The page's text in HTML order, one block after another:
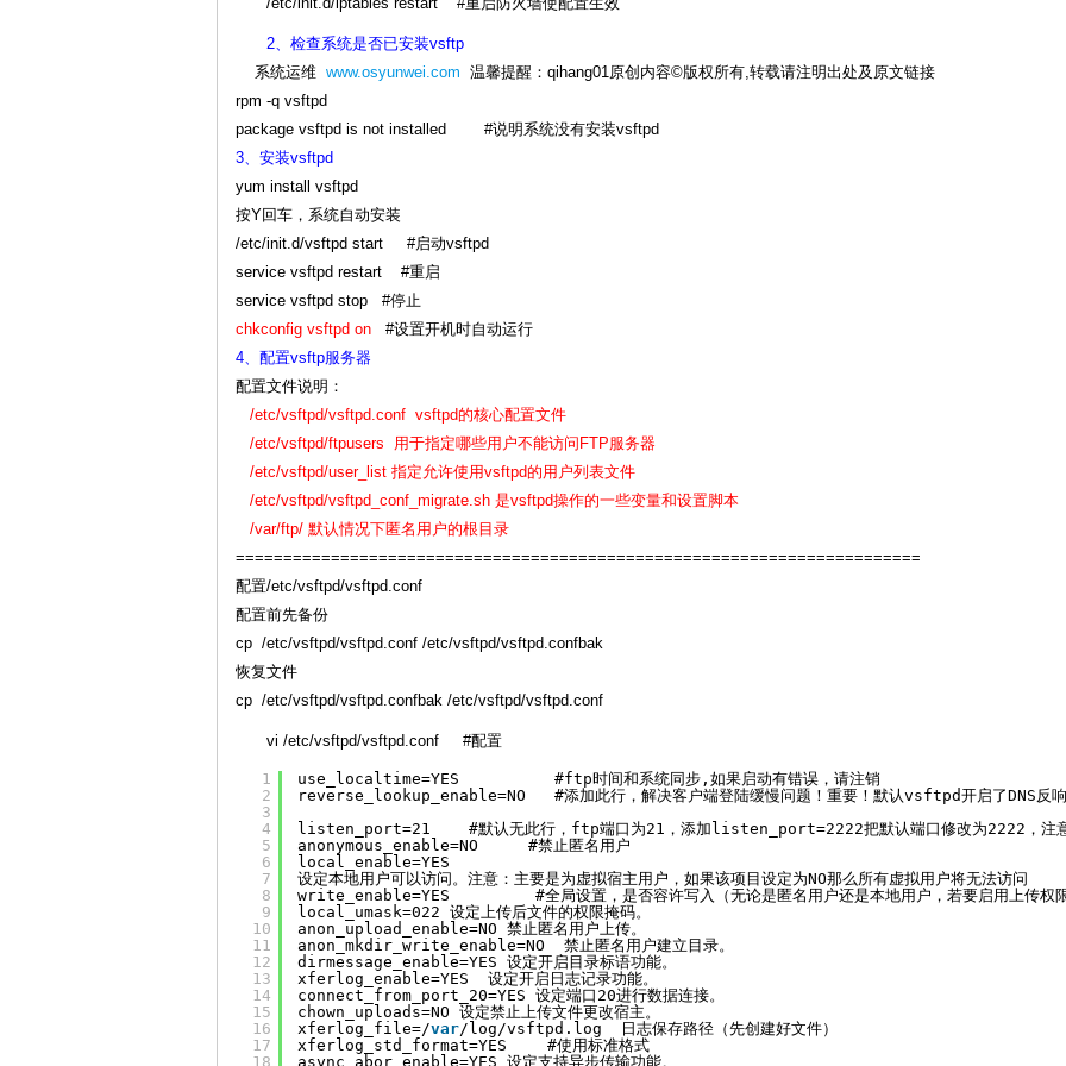
2、检查系统是否已安装vsftp
系统运维 www.osyunwei.com 温馨提醒：qihang01原创内容©版权所有,转载请注明出处及原文链接
rpm -q vsftpd
package vsftpd is not installed #说明系统没有安装vsftpd
3、安装vsftpd
yum install vsftpd
按Y回车，系统自动安装
/etc/init.d/vsftpd start #启动vsftpd
service vsftpd restart #重启
service vsftpd stop #停止
chkconfig vsftpd on
#设置开机时自动运行
4、配置vsftp服务器
配置文件说明：
/etc/vsftpd/vsftpd.conf vsftpd的核心配置文件
/etc/vsftpd/ftpusers 用于指定哪些用户不能访问FTP服务器
/etc/vsftpd/user_list 指定允许使用vsftpd的用户列表文件
/etc/vsftpd/vsftpd_conf_migrate.sh 是vsftpd操作的一些变量和设置脚本
/var/ftp/ 默认情况下匿名用户的根目录
========================================================================
配置/etc/vsftpd/vsftpd.conf
配置前先备份
cp /etc/vsftpd/vsftpd.conf /etc/vsftpd/vsftpd.confbak
恢复文件
cp /etc/vsftpd/vsftpd.confbak /etc/vsftpd/vsftpd.conf
vi /etc/vsftpd/vsftpd.conf #配置
1
2
3
4
5
6
7
8
9
10
11
12
13
14
15
16
17
18
use_localtime=YES          #ftp时间和系统同步,如果启动有错误，请注销
reverse_lookup_enable=NO   #添加此行，解决客户端登陆缓慢问题！重要！默认vsftpd开启了DNS反响
listen_port=21    #默认无此行，ftp端口为21，添加listen_port=2222把默认端口修改为2222，注意
anonymous_enable=NO　　  #禁止匿名用户
local_enable=YES
设定本地用户可以访问。注意：主要是为虚拟宿主用户，如果该项目设定为NO那么所有虚拟用户将无法访问
write_enable=YES         #全局设置，是否容许写入（无论是匿名用户还是本地用户，若要启用上传权
local_umask=022 设定上传后文件的权限掩码。
anon_upload_enable=NO 禁止匿名用户上传。
anon_mkdir_write_enable=NO  禁止匿名用户建立目录。
dirmessage_enable=YES 设定开启目录标语功能。
xferlog_enable=YES  设定开启日志记录功能。
connect_from_port_20=YES 设定端口20进行数据连接。
chown_uploads=NO 设定禁止上传文件更改宿主。
xferlog_file=/var/log/vsftpd.log  日志保存路径（先创建好文件）
xferlog_std_format=YES　　 #使用标准格式
async_abor_enable=YES 设定支持异步传输功能。